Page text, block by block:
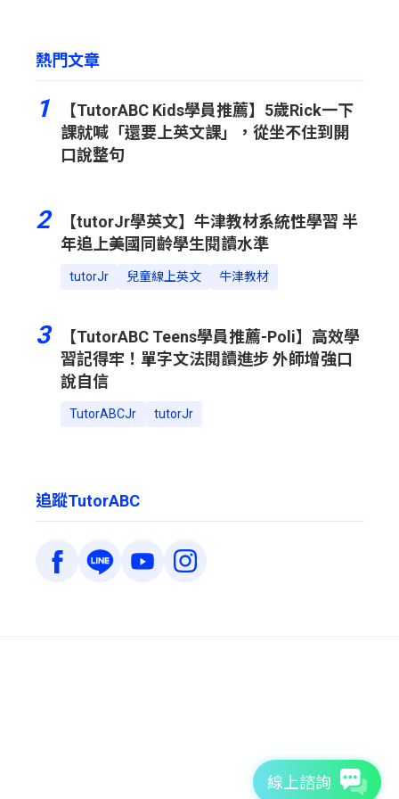
熱門文章
1
【TutorABC Kids學員推薦】5歲Rick一下
課就喊「還要上英文課」，從坐不住到開
口說整句
2
【tutorJr學英文】牛津教材系統性學習 半
年追上美國同齡學生閱讀水準
tutorJr 兒童線上英文 牛津教材
3
【TutorABC Teens學員推薦-Poli】高效學
習記得牢！單字文法閱讀進步 外師增強口
說自信
TutorABCJr tutorJr
追蹤TutorABC
線上諮詢